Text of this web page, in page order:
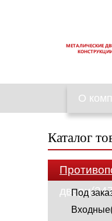
МЕТАЛИЧЕСКИЕ
О
Каталог
Под